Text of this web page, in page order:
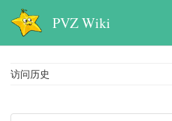
PVZ Wiki
访问历史